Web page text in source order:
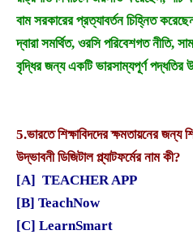
বাম সরকারের প্রত্যাবর্তন চিহ্নিত
দ্বারা সমর্থিত, ওরসি পরিবেশগত নীতি,
বৃদ্ধির জন্য একটি ভারসাম্যপূর্ণ
5.ভারতে শিক্ষাবিদদের ক্ষমতায়নের জন্য
উদ্ভাবনী ডিজিটাল প্ল্যাটফর্মের নাম কী?
[A] TEACHER APP
[B] TeachNow
[C] LearnSmart